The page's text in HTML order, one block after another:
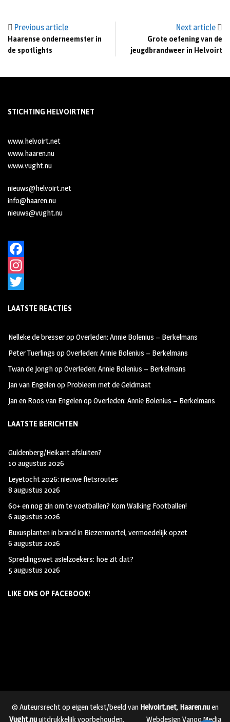
Previous article
Haarense onderneemster in
de spotlights
Next article
Grote oefening van de
jeugdbrandweer in Helvoirt
STICHTING HELVOIRTNET
www.helvoirt.net
www.haaren.nu
www.vught.nu
nieuws@helvoirt.net
info@haaren.nu
nieuws@vught.nu
F
a
kr
a
e
r
LAATSTE REACTIES
Nelleke de bresseropOverleden: Annie Bolenius – Berkelmans
Peter Tuerlings opOverleden: Annie Bolenius – Berkelmans
Twan de JonghopOverleden: Annie Bolenius – Berkelmans
Jan van Engelenop Probleem met de Geldmaat
Jan en Roos van EngelenopOverleden: Annie Bolenius – Berkelmans
LAATSTE BERICHTEN
Guldenberg/Heikant afsluiten?
10 augustus 2026
Leyetocht 2026: nieuwe fietsroutes
8 augustus 2026
60+ en nog zin om te voetballen? Kom Walking Footballen!
6 augustus 2026
Buxusplanten in brand in Biezenmortel, vermoedelijk opzet
6 augustus 2026
Spreidingswet asielzoekers: hoe zit dat?
5 augustus 2026
LIKE ONS OP FACEBOOK!
© Auteursrecht op eigen tekst/beeld van Helvoirt.net, Haaren.nuen
Vught.nuuitdrukkelijk voorbehouden. Webdesign Vanoo Media